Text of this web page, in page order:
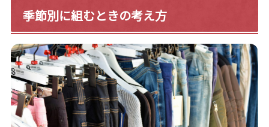
季節別に組むときの考え方